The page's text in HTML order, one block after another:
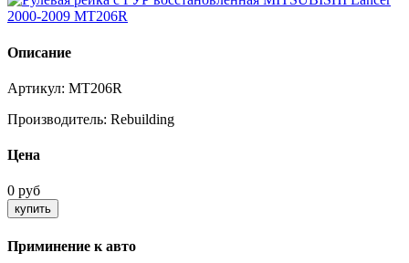
Описание
Артикул: MT206R
Производитель: Rebuilding
Цена
0 руб
Приминение к авто